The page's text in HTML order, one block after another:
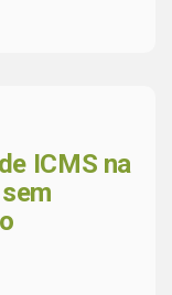
ICMS na